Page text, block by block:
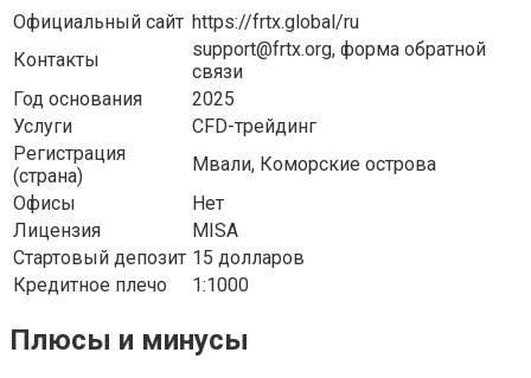
Официальный сайт https://frtx.global/ru
Контакты
support@frtx.org, форма обратной
связи
Год основания
2025
Услуги
CFD-трейдинг
Регистрация
(страна)
Мвали, Коморские острова
Офисы
Нет
Лицензия
MISA
Стартовый депозит 15 долларов
Кредитное плечо
1:1000
Плюсы и минусы